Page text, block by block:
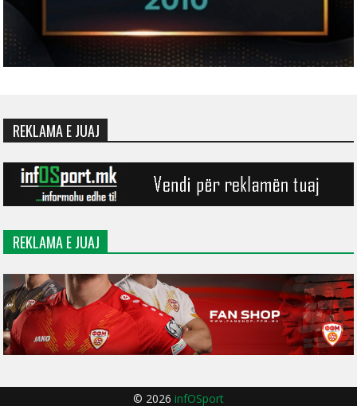
REKLAMA E JUAJ
REKLAMA E JUAJ
© 2026 infOSport